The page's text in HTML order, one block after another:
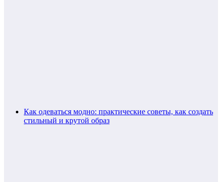
Как одеваться модно: практические советы, как создать
стильный и крутой образ